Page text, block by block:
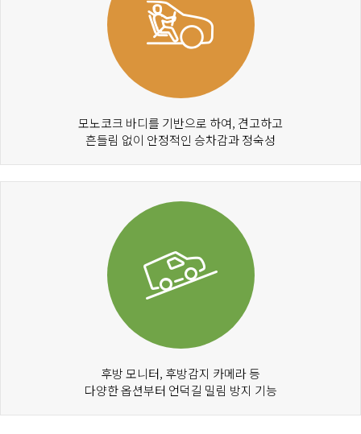
모노코크 바디를 기반으로 하여, 견고하고
흔들림 없이 안정적인 승차감과 정숙성
후방 모니터, 후방감지 카메라 등
다양한 옵션부터 언덕길 밀림 방지 기능